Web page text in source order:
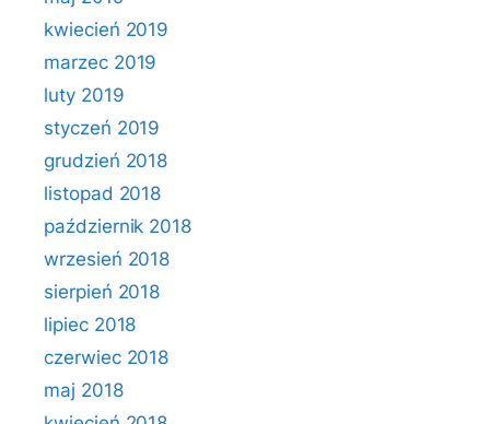
kwiecień 2019
marzec 2019
luty 2019
styczeń 2019
grudzień 2018
listopad 2018
październik 2018
wrzesień 2018
sierpień 2018
lipiec 2018
czerwiec 2018
maj 2018